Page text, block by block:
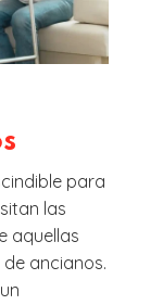
para
las
aquellas
ancianos.